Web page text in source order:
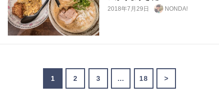
2018年7月29日 NONDA!
1 2 3 … 18 >